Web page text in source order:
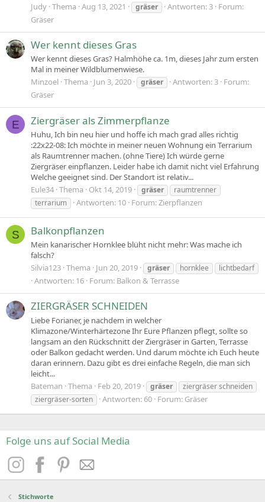
Judy Thema Aug 13, 2021 gräser Antworten: 3 Forum:
Gräser
Wer kennt dieses Gras
Wer kennt dieses Gras? Halmhöhe ca. 1m, dieses Jahr zum ersten
Mal in meiner Wildblumenwiese.
Minzoel Thema Jun 3, 2020 gräser Antworten: 3 Forum:
Gräser
E Ziergräser als Zimmerpflanze
Huhu, Ich bin neu hier und hoffe ich mach grad alles richtig
:22x22-08: Ich möchte in meiner neuen Wohnung ein Terrarium
als Raumtrenner machen. (ohne Tiere) Ich würde gerne
Ziergräser einpflanzen. Leider habe ich damit nicht viel Erfahrung
Welche geeignet sind. Der Standort ist relativ...
Eule34 Thema Okt 14, 2019 gräser
raumtrenner
terrarium
Antworten: 10 Forum:Zierpflanzen
S Balkonpflanzen
Mein kanarischer Hornklee blüht nicht mehr: Was mache ich
falsch?
Silvia123 Thema Jun 20, 2019 gräser hornklee lichtbedarf
Antworten: 16 Forum: Balkon & Terrasse
ZIERGRÄSER SCHNEIDEN
Liebe Forianer, je nachdem in welcher
Klimazone/Winterhärtezone Ihr Eure Pflanzen pflegt, sollte so
langsam an den Rückschnitt der Ziergräser in Garten, Terrasse
oder Balkon gedacht werden. Und darum möchte ich Euch heute
daran erinnern. Dazu gibt es drei einfache Regeln, die man sich
leicht...
Bateman Thema Feb 20, 2019 gräser
ziergräser schneiden
ziergräser-sorten
Antworten: 60 Forum: Gräser
Folge uns auf Social Media
Stichworte